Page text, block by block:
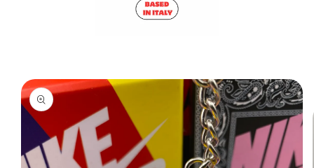
Passa alle
informazioni
sul prodotto